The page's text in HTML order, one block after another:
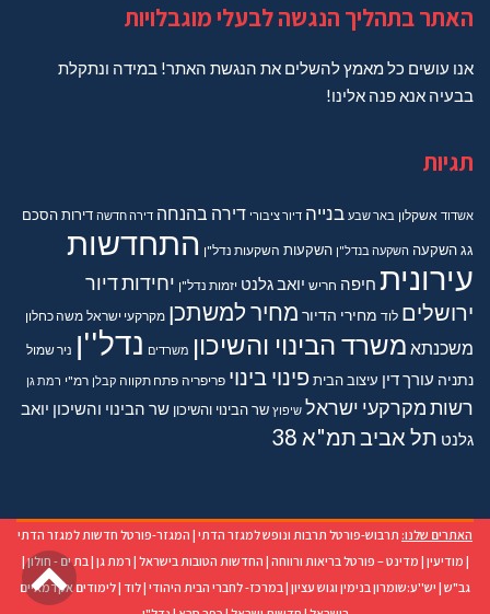
האתר בתהליך הנגשה לבעלי מוגבלויות
אנו עושים כל מאמץ להשלים את הנגשת האתר! במידה ונתקלת
בבעיה אנא פנה אלינו!
תגיות
אשדוד אשקלון באר שבע בנייה דיור ציבורי דירה בהנחה דירה חדשה דירותהסכם
גגהשקעה השקעה בנדל"ן השקעות השקעות נדל"ן התחדשות
עירונית חיפה חריש יואב גלנט יזמות נדל"ן יחידות דיור
ירושלים לוד מחירי הדיור מחיר למשתכן מקרקעי ישראל משה כחלון
משכנתא משרד הבינוי והשיכון משרדים נדל''ן ניר שמול
נתניה עורך דין עיצוב הבית פינוי בינוי פריפריה פתח תקווה קבלן רמ"י רמת גן
רשות מקרקעי ישראל שיפוץ שר הבינוי והשיכון שר הבינוי והשיכון יואב
גלנט תל אביב תמ"א 38
האתרים שלנו: תרבוש-פורטל תרבות ונופש למגזר הדתי | המגזר-פורטל חדשות למגזר הדתי
| מודיעין | מדינט – פורטל בריאות ורווחה | החדשות הטובות בישראל | רמת גן | בת ים - חולון|
גב"ש | יש''ע:שומרון בנימין וגוש עציון | במרכז- לחברי הבית היהודי |לוד |לימודים אקדמאיים